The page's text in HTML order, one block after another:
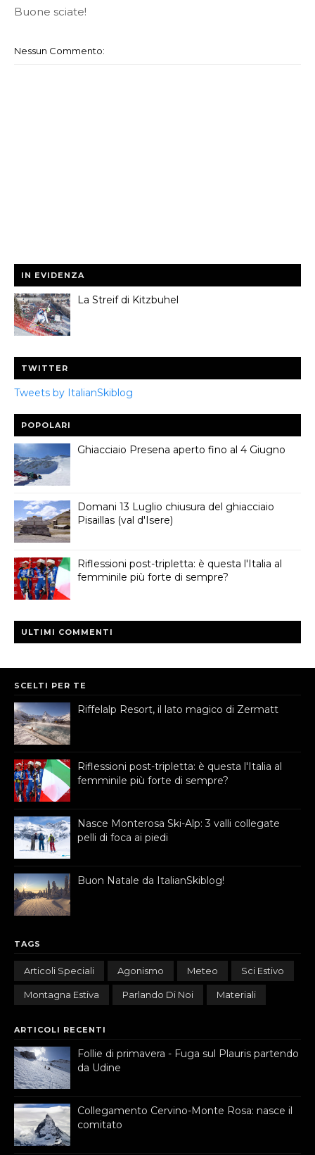
Buone sciate!
Nessun Commento:
IN EVIDENZA
La Streif di Kitzbuhel
TWITTER
Tweets by ItalianSkiblog
POPOLARI
Ghiacciaio Presena aperto fino al 4 Giugno
Domani 13 Luglio chiusura del ghiacciaio
Pisaillas (val d'Isere)
Riflessioni post-tripletta: è questa l'Italia al
femminile più forte di sempre?
ULTIMI COMMENTI
SCELTI PER TE
Riffelalp Resort, il lato magico di Zermatt
Riflessioni post-tripletta: è questa l'Italia al
femminile più forte di sempre?
Nasce Monterosa Ski-Alp: 3 valli collegate
pelli di foca ai piedi
Buon Natale da ItalianSkiblog!
TAGS
Articoli Speciali Agonismo Meteo Sci Estivo
Montagna Estiva Parlando Di Noi Materiali
ARTICOLI RECENTI
Follie di primavera - Fuga sul Plauris partendo
da Udine
Collegamento Cervino-Monte Rosa: nasce il
comitato